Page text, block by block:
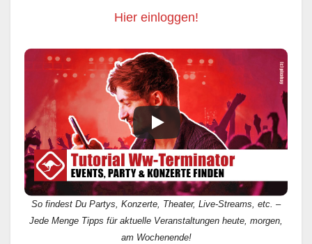
Hier einloggen!
So findest Du Partys, Konzerte, Theater, Live-Streams, etc. –
Jede Menge Tipps für aktuelle Veranstaltungen heute, morgen,
am Wochenende!